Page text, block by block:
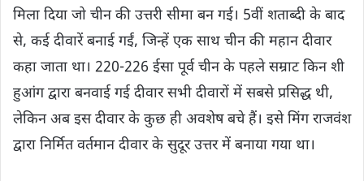
मिला दिया जो चीन की उत्तरी सीमा बन गई। 5वीं शताब्दी के बाद
से, कई दीवारें बनाई गईं, जिन्हें एक साथ चीन की महान दीवार
कहा जाता था। 220-226 ईसा पूर्व चीन के पहले सम्राट किन शी
हुआंग द्वारा बनवाई गई दीवार सभी दीवारों में सबसे प्रसिद्ध थी,
लेकिन अब इस दीवार के कुछ ही अवशेष बचे हैं। इसे मिंग राजवंश
द्वारा निर्मित वर्तमान दीवार के सुदूर उत्तर में बनाया गया था।